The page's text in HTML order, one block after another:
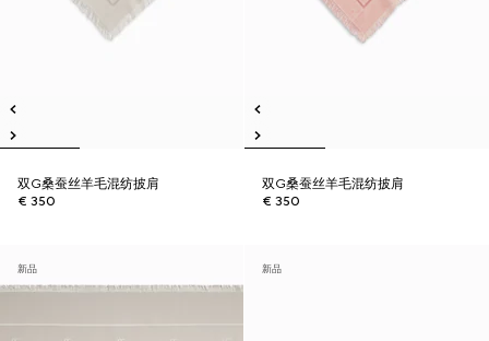
双G桑蚕丝羊毛混纺披肩
€ 350
双G桑蚕丝羊毛混纺披肩
€ 350
新品 新品